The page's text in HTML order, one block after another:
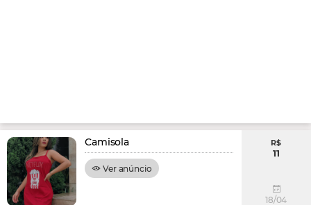
Camisola
Ver anúncio
R$
11
18/04